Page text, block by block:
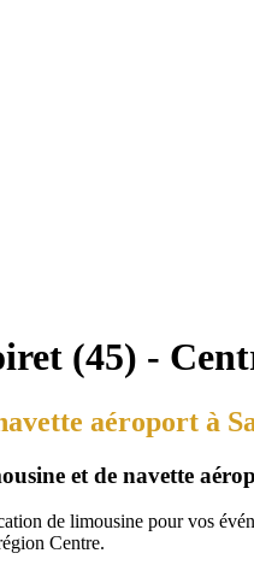
(45) -
aéroport à
et de navette
de limousine pour vos
Centre.